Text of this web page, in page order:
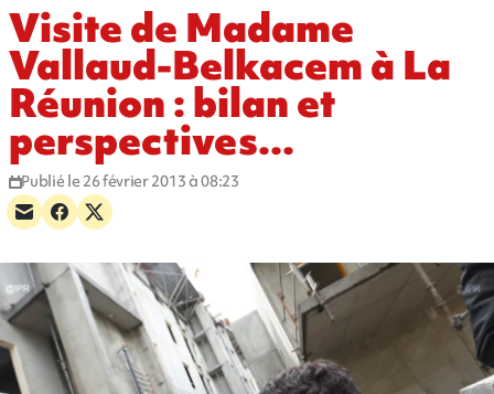
Visite de Madame
Vallaud-Belkacem à La
Réunion : bilan et
perspectives...
Publié le 26 février 2013 à 08:23